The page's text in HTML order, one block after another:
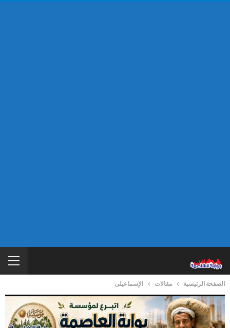
الصفحة الرئيسية مقالات الإسماعيلى